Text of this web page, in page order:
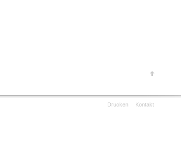
Drucken Kontakt